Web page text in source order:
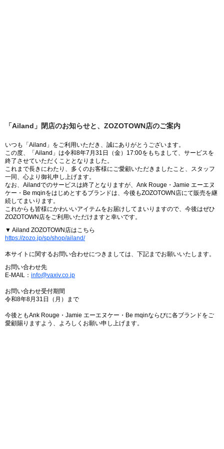
「Ailand」閉店のお知らせと、ZOZOTOWN店のご案内
いつも「Ailand」をご利用いただき、誠にありがとうございます。
この度、「Ailand」は令和8年7月31日（金）17:00をもちまして、サービスを
終了させていただくこととなりました。
これまで長きにわたり、多くのお客様にご愛顧いただきましたこと、スタッフ
一同、心より御礼申し上げます。
なお、Ailandでのサービスは終了となりますが、Ank Rouge・Jamie エーエヌ
ケー・Be mqinをはじめとするブランドは、今後もZOZOTOWN店にて販売を継
続してまいります。
これからも皆様にかわいいアイテムをお届けしてまいりますので、今後はぜひ
ZOZOTOWN店をご利用いただけますと幸いです。
▼ Ailand ZOZOTOWN店はこちら
https://zozo.jp/sp/shop/ailand/
本サイトに関するお問い合わせにつきましては、下記までお願いいたします。
お問い合わせ先
E-MAIL： info@vaxiv.co.jp
お問い合わせ受付期間
令和8年8月31日（月）まで
今後ともAnk Rouge・Jamie エーエヌケー・Be mqinならびに各ブランドをご
愛顧賜りますよう、よろしくお願い申し上げます。